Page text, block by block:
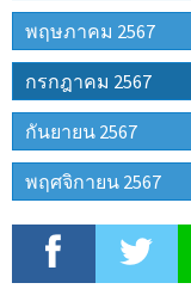
พฤษภาคม 2567
กรกฎาคม 2567
กันยายน 2567
พฤศจิกายน 2567